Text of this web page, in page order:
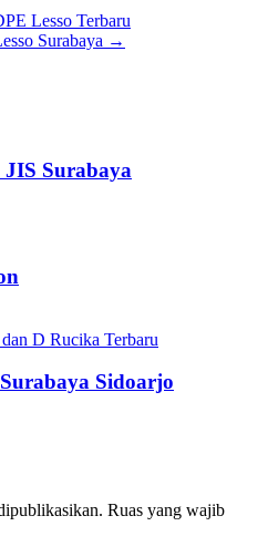
Lesso Terbaru
Surabaya →
Surabaya
Sidoarjo
Ruas yang wajib